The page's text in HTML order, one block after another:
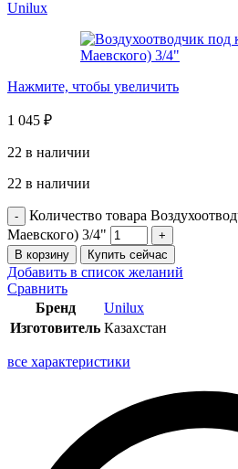
Unilux
Нажмите, чтобы увеличить
1 045 ₽
22 в наличии
22 в наличии
Количество товара
Маевского) 3/4"
В корзину Купить сейчас
Добавить в список желаний
Сравнить
Бренд
Unilux
Изготовитель Казахстан
все характеристики